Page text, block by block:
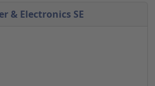
& Electronics SE